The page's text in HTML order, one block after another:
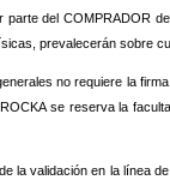
del COMPRADOR
prevalecerán
no requiere la
se reserva la
validación en la